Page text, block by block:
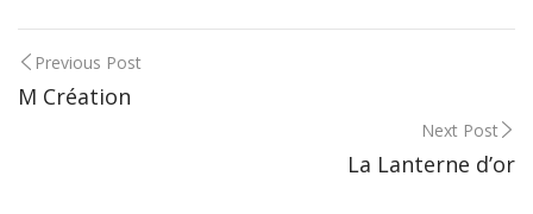
Post
navigation
Previous Post
M Création
Next Post
La Lanterne d’or